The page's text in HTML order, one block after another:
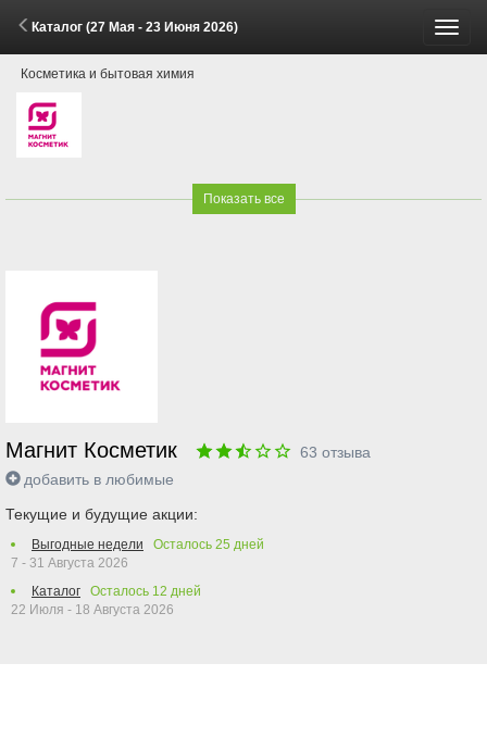
Каталог (27 Мая - 23 Июня 2026)
Косметика и бытовая химия
Показать все
Магнит Косметик 63 отзыва
добавить в любимые
Текущие и будущие акции:
Выгодные недели Осталось 25 дней
7 - 31 Августа 2026
Каталог
Осталось 12 дней
22 Июля - 18 Августа 2026